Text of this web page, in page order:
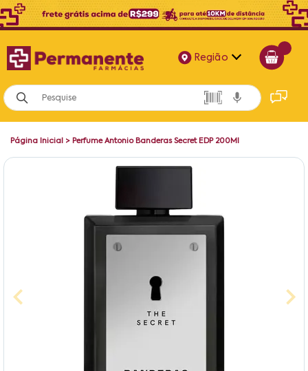
Região
Alagoas
Bahia
Página Inicial > Perfume Antonio Banderas Secret EDP 200Ml